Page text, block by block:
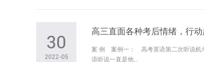
30
2022-05
高三直面各种考后情绪，行
案 例 案例一： 高考英语第二次听说机
语听说一直是他...